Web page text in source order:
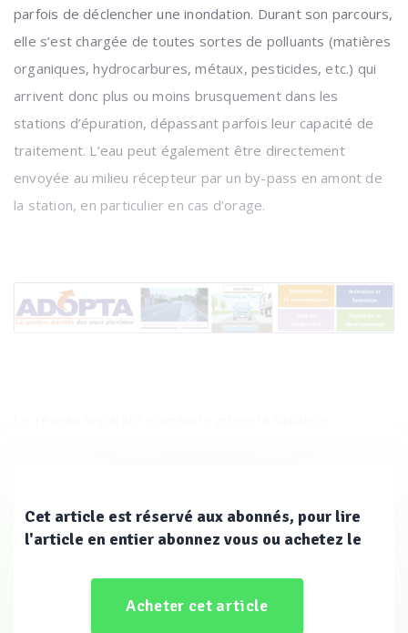
parfois de déclencher une inondation. Durant son parcours,
elle s’est chargée de toutes sortes de polluants (matières
organiques, hydrocarbures, métaux, pesticides, etc.) qui
arrivent donc plus ou moins brusquement dans les
stations d’épuration, dépassant parfois leur capacité de
traitement. L’eau peut également être directement
envoyée au milieu récepteur par un by-pass en amont de
la station, en particulier en cas d’orage.
Cet article est réservé aux abonnés, pour lire
l'article en entier abonnez vous ou achetez le
Acheter cet article